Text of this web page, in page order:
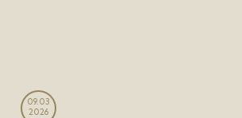
09.03
2026